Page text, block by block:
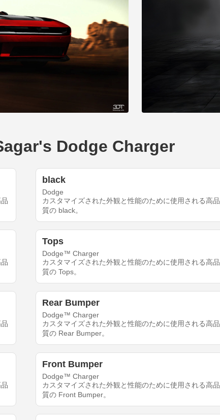
Dodge Charger
black
Dodge
カスタマイズされた外観と性能のために使用される高品
質の black。
Tops
Dodge™ Charger
カスタマイズされた外観と性能のために使用される高品
質の Tops。
Rear Bumper
Dodge™ Charger
カスタマイズされた外観と性能のために使用される高品
質の Rear Bumper。
Front Bumper
Dodge™ Charger
カスタマイズされた外観と性能のために使用される高品
質の Front Bumper。